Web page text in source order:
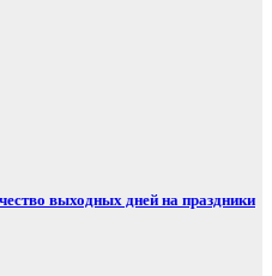
выходных дней на праздники